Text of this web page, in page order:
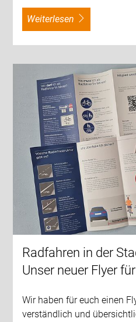
weiterlesen
Radfahren in der
Unser neuer Flyer
Wir haben für euch einen
verständlich und